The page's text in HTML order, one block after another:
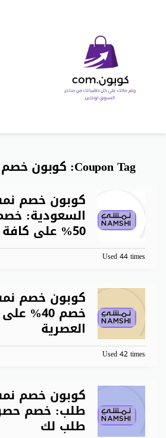
Coupon Tag: كوبون
كوبون خصم
السعودية:
50% على كافة المنتجات
Used 44 times
كوبون خصم
خصم 40%
العصرية
Used 42 times
كوبون خصم
طلب لك